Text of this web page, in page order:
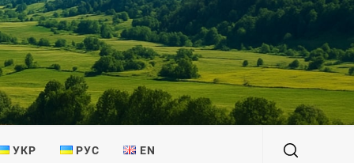
УКР РУС EN